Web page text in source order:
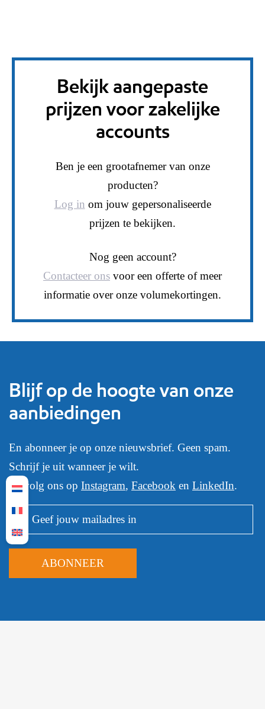
Bekijk aangepaste
prijzen voor zakelijke
accounts
Ben je een grootafnemer van onze
producten?
Log in om jouw gepersonaliseerde
prijzen te bekijken.
Nog geen account?
Contacteer ons voor een offerte of meer
informatie over onze volumekortingen.
Blijf op de hoogte van onze
aanbiedingen
En abonneer je op onze nieuwsbrief. Geen spam.
Schrijf je uit wanneer je wilt.
Of volg ons op Instagram, Facebook en LinkedIn.